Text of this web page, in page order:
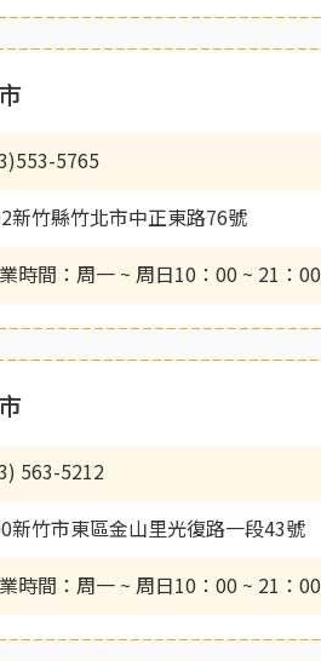
5765
新竹縣竹北市中正東路76號
時間：周一 ~ 周日10：00 ~ 21：00
563-5212
新竹市東區金山里光復路一段43號
時間：周一 ~ 周日10：00 ~ 21：00